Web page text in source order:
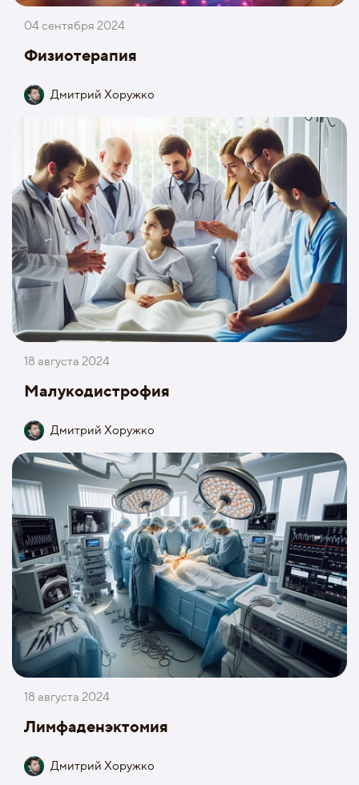
04 сентября 2024
Физиотерапия
Дмитрий Хоружко
18 августа 2024
Малукодистрофия
Дмитрий Хоружко
18 августа 2024
Лимфаденэктомия
Дмитрий Хоружко